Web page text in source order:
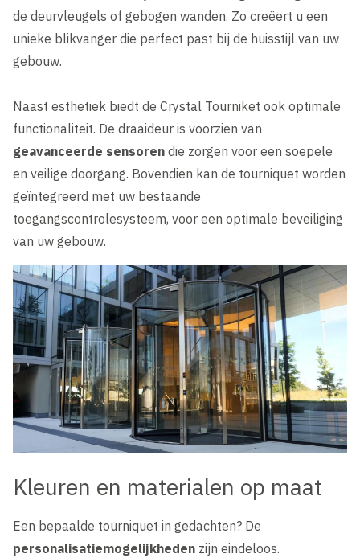
de deurvleugels of gebogen wanden. Zo creëert u een
unieke blikvanger die perfect past bij de huisstijl van uw
gebouw.
Naast esthetiek biedt de Crystal Tourniket ook optimale
functionaliteit. De draaideur is voorzien van
geavanceerde sensoren die zorgen voor een soepele
en veilige doorgang. Bovendien kan de tourniquet worden
geïntegreerd met uw bestaande
toegangscontrolesysteem, voor een optimale beveiliging
van uw gebouw.
Kleuren en materialen op maat
Een bepaalde tourniquet in gedachten? De
personalisatiemogelijkheden zijn eindeloos.